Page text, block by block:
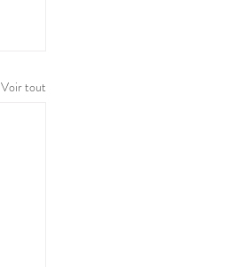
Voir tout